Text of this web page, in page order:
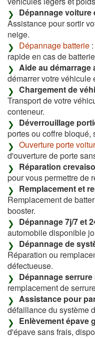
Dépannage
Assistance pour sortir
neige.
Dépannage batterie
rapide en cas de
Aide au démarrage
démarrer votre véhicule
Chargement de
Transport de votre
conteneur.
Déverrouillage
portes ou coffre bloqué,
Ouverture porte
d'ouverture de porte
Réparation
pour vous permettre de
Remplacement et
Remplacement de
booster.
Dépannage 7j/7 et
automobile disponible
Dépannage de
Réparation ou
défectueuse.
Dépannage
remplacement de
Assistance pour
défaillance du système
Enlèvement épave
d'épave sans frais,